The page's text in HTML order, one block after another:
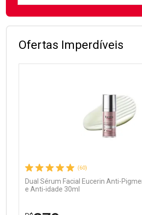
Ofertas Imperdíveis
(60)
Dual Sérum Facial Eucerin Anti-
e Anti-idade 30ml